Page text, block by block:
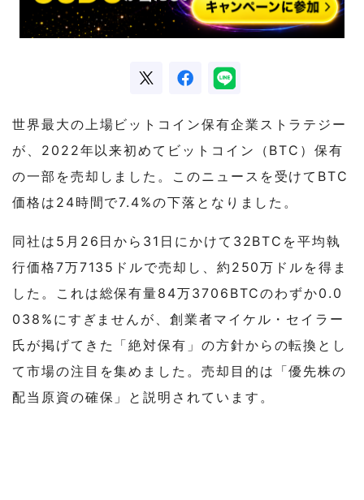
世界最大の上場ビットコイン保有企業ストラテジー
が、2022年以来初めてビットコイン（BTC）保有
の一部を売却しました。このニュースを受けてBTC
価格は24時間で7.4%の下落となりました。
同社は5月26日から31日にかけて32BTCを平均執
行価格7万7135ドルで売却し、約250万ドルを得ま
した。これは総保有量84万3706BTCのわずか0.0
038%にすぎませんが、創業者マイケル・セイラー
氏が掲げてきた「絶対保有」の方針からの転換とし
て市場の注目を集めました。売却目的は「優先株の
配当原資の確保」と説明されています。